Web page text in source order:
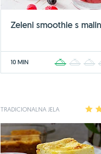
Zeleni smoothie s
10 MIN 2 3
TRADICIONALNA JELA